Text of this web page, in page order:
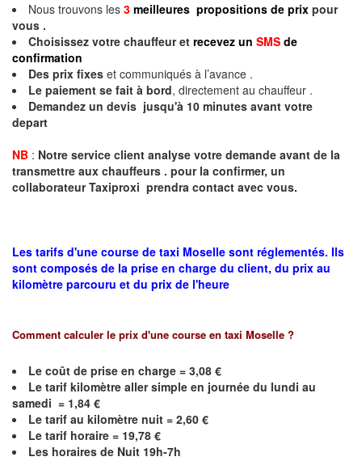
Nous trouvons les 3 meilleures propositions de prix pour
vous .
Choisissez votre chauffeur et recevez un SMS de
confirmation
Des prix fixes et communiqués à l’avance .
Le paiement se fait à bord, directement au chauffeur .
Demandez un devis jusqu'à 10 minutes avant votre
depart
NB : Notre service client analyse votre demande avant de la
transmettre aux chauffeurs . pour la confirmer, un
collaborateur Taxiproxi prendra contact avec vous.
Les tarifs d'une course de taxi Moselle sont réglementés. Ils
sont composés de la prise en charge du client, du prix au
kilomètre parcouru et du prix de l'heure
Comment calculer le prix d'une course en taxi Moselle ?
Le coût de prise en charge = 3,08 €
Le tarif kilomètre aller simple en journée du lundi au
samedi = 1,84 €
Le tarif au kilomètre nuit = 2,60 €
Le tarif horaire = 19,78 €
Les horaires de Nuit 19h-7h